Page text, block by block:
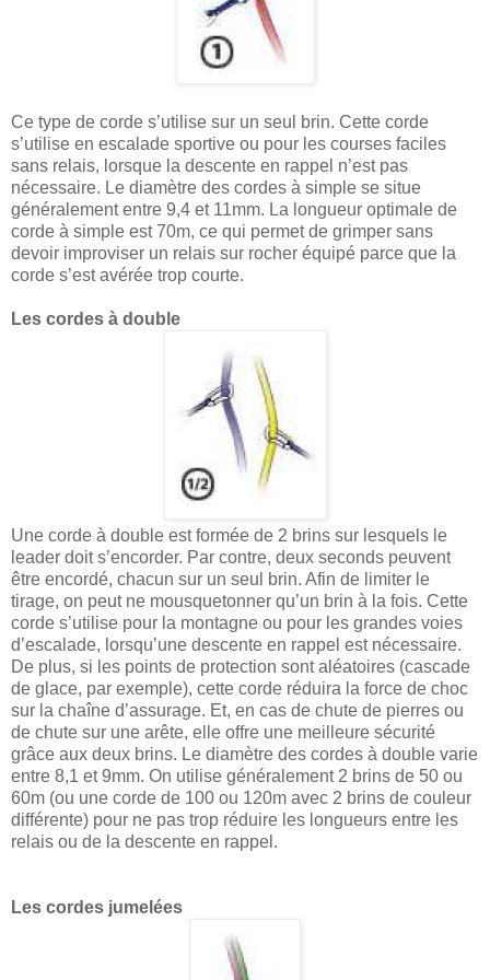
Ce type de corde s’utilise sur un seul brin. Cette corde
s’utilise en escalade sportive ou pour les courses faciles
sans relais, lorsque la descente en rappel n’est pas
nécessaire. Le diamètre des cordes à simple se situe
généralement entre 9,4 et 11mm. La longueur optimale de
corde à simple est 70m, ce qui permet de grimper sans
devoir improviser un relais sur rocher équipé parce que la
corde s’est avérée trop courte.
Les cordes à double
Une corde à double est formée de 2 brins sur lesquels le
leader doit s’encorder. Par contre, deux seconds peuvent
être encordé, chacun sur un seul brin. Afin de limiter le
tirage, on peut ne mousquetonner qu’un brin à la fois. Cette
corde s’utilise pour la montagne ou pour les grandes voies
d’escalade, lorsqu’une descente en rappel est nécessaire.
De plus, si les points de protection sont aléatoires (cascade
de glace, par exemple), cette corde réduira la force de choc
sur la chaîne d’assurage. Et, en cas de chute de pierres ou
de chute sur une arête, elle offre une meilleure sécurité
grâce aux deux brins. Le diamètre des cordes à double varie
entre 8,1 et 9mm. On utilise généralement 2 brins de 50 ou
60m (ou une corde de 100 ou 120m avec 2 brins de couleur
différente) pour ne pas trop réduire les longueurs entre les
relais ou de la descente en rappel.
Les cordes jumelées